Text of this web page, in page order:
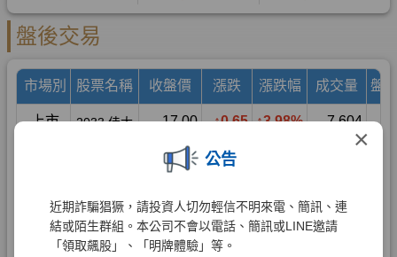
×
公告
近期詐騙猖獗，請投資人切勿輕信不明來電、簡訊、連
結或陌生群組。本公司不會以電話、簡訊或LINE邀請
「領取飆股」、「明牌體驗」等。